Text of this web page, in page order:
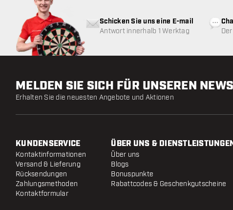
Schicken Sie uns eine E-mail
Antwort innerhalb 1 Werktag
MELDEN SIE SICH FÜR UNSEREN
Erhalten Sie die neuesten Angebote und Aktionen
KUNDENSERVICE
Kontaktinformationen
Versand & Lieferung
Rücksendungen
Zahlungsmethoden
Kontaktformular
ÜBER UNS &
Über uns
Blogs
Bonuspunkte
Rabattcodes & Geschenkgutscheine